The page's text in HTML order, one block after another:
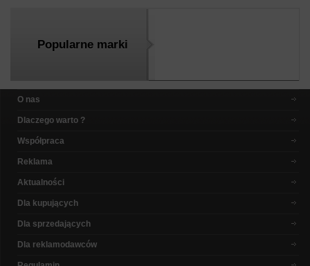
Popularne marki
O nas
Dlaczego warto ?
Współpraca
Reklama
Aktualności
Dla kupujących
Dla sprzedających
Dla reklamodawców